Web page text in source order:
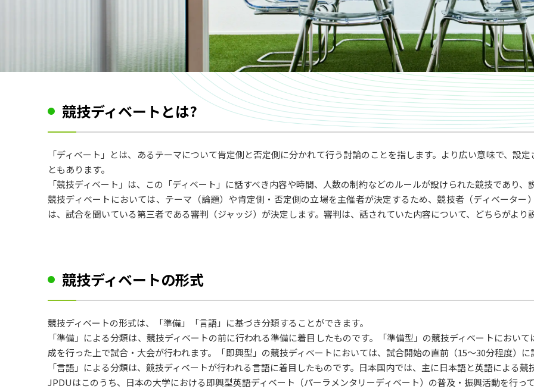
NEWS
競技ディベートとは?
「ディベート」とは、あるテーマについて肯定側と否定側に分かれて行う討論のことを指します。より広い意味で、設
ともあります。
「競技ディベート」は、この「ディベート」に話すべき内容や時間、人数の制約などのルールが設けられた競技であり
競技ディベートにおいては、テーマ（論題）や肯定側・否定側の立場を主催者が決定するため、競技者（ディベータ
は、試合を聞いている第三者である審判（ジャッジ）が決定します。審判は、話されていた内容について、どちらがよ
競技ディベートの形式
競技ディベートの形式は、「準備」「言語」に基づき分類することができます。
「準備」による分類は、競技ディベートの前に行われる準備に着目したものです。「準備型」の競技ディベートにおい
成を行った上で試合・大会が行われます。「即興型」の競技ディベートにおいては、試合開始の直前（15〜30分程度）
「言語」による分類は、競技ディベートが行われる言語に着目したものです。日本国内では、主に日本語と英語による
JPDUはこのうち、日本の大学における即興型英語ディベート（パーラメンタリーディベート）の普及・振興活動を行っ